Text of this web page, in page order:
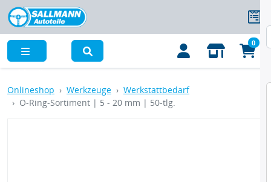
0
Onlineshop Werkzeuge
Werkstattbedarf
O-Ring-Sortiment | 5 - 20 mm | 50-tlg.